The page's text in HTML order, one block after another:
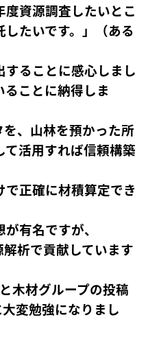
度資源調査したいとこ
たいです。」（ある
することに感心しまし
ことに納得しま
、山林を預かった所
活用すれば信頼構築
で正確に材積算定でき
有名ですが、
析で貢献しています
木材グループの投稿
変勉強になりまし